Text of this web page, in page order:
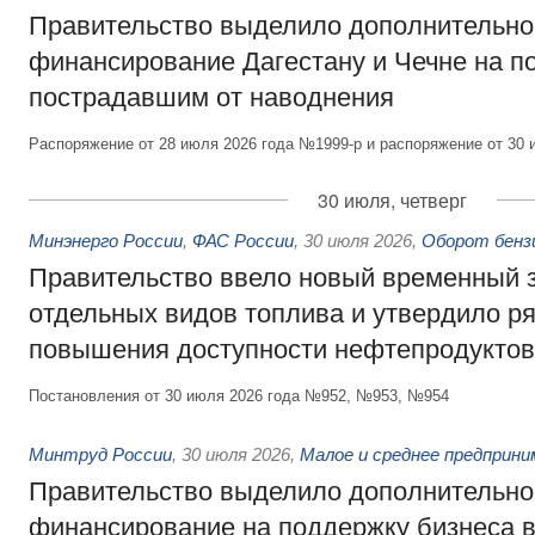
Правительство выделило
финансирование Дагестану и Чечне на
пострадавшим от наводнения
Распоряжение от 28 июля 2026 года №1999-р и распоряжение от
30 июля, четверг
Минэнерго России, ФАС России, 30 июля 2026, Оборот
Правительство ввело новый временный
отдельных видов топлива и утвердило
повышения доступности нефтепродуктов
Постановления от 30 июля 2026 года №952, №953, №954
Минтруд России, 30 июля 2026, Малое и среднее
Правительство выделило
финансирование на поддержку бизнеса